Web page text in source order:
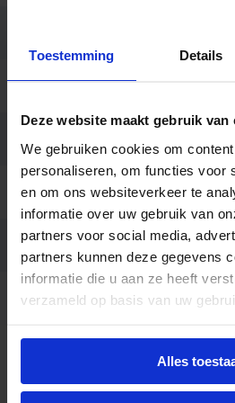
Toestemming Details
Deze website maakt gebruik van
We gebruiken cookies om
personaliseren, om functies voor
en om ons websiteverkeer te
informatie over uw gebruik van
partners voor social media,
partners kunnen deze gegevens
informatie die u aan ze heeft
verzameld op basis van uw
Alles
Kleur
Aansluiting
Garantie 5 jaar
Code LU063080